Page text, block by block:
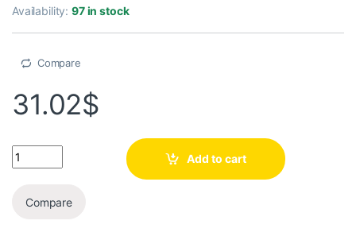
Availability:97 in stock
Compare
31.02$
Add to cart
Compare